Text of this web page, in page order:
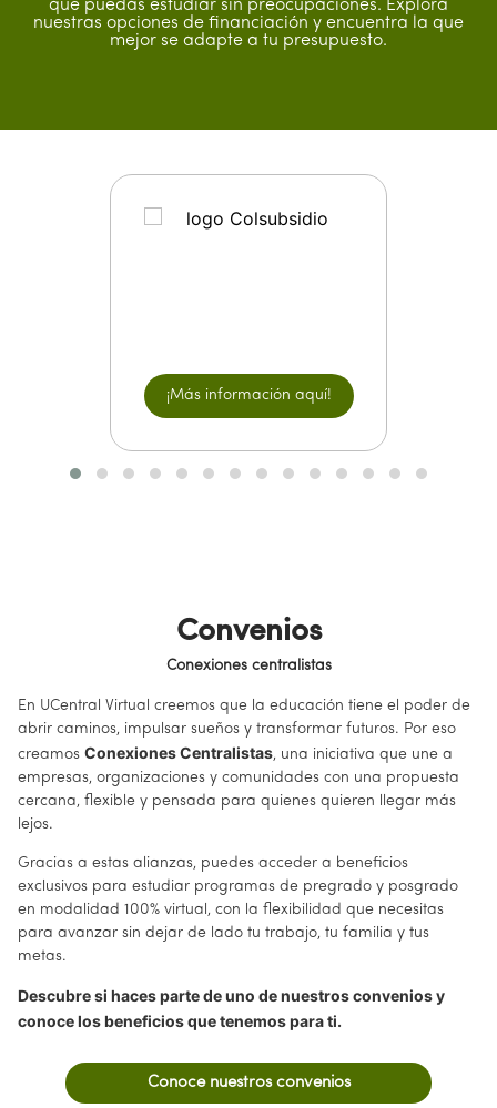
que puedas estudiar sin preocupaciones. Explora
nuestras opciones de financiación y encuentra la que
mejor se adapte a tu presupuesto.
¡Más información aquí!
Convenios
Conexiones centralistas
En UCentral Virtual creemos que la educación tiene el poder de
abrir caminos, impulsar sueños y transformar futuros. Por eso
creamos Conexiones Centralistas, una iniciativa que une a
empresas, organizaciones y comunidades con una propuesta
cercana, flexible y pensada para quienes quieren llegar más
lejos.
Gracias a estas alianzas, puedes acceder a beneficios
exclusivos para estudiar programas de pregrado y posgrado
en modalidad 100% virtual, con la flexibilidad que necesitas
para avanzar sin dejar de lado tu trabajo, tu familia y tus
metas.
Descubre si haces parte de uno de nuestros convenios y
conoce los beneficios que tenemos para ti.
Conoce nuestros convenios